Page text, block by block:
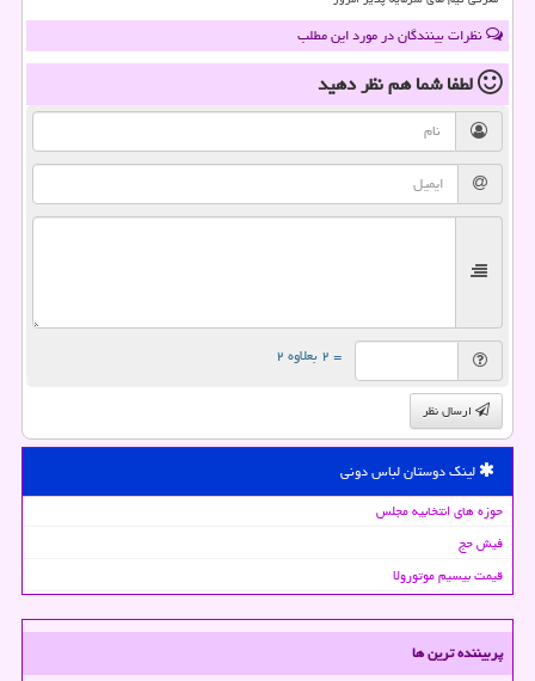
نظرات بینندگان در مورد این مطلب
لطفا شما همنظر دهید
= ۲ بعلاوه ۲
ارسال نظر
لینک دوستان لباس دونی
حوزه های انتخابیه مجلس
فیش حج
قیمت بیسیم موتورولا
پربیننده ترین ها